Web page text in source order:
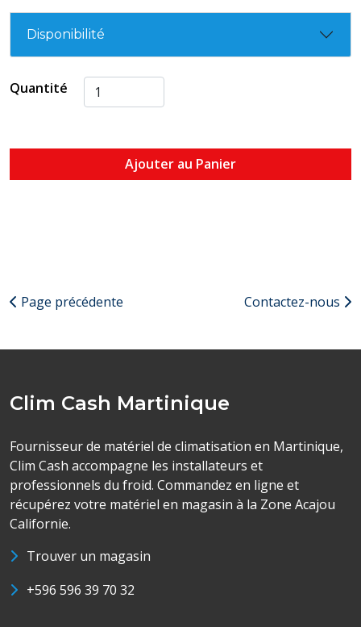
Utilisation à sec – Sans vibration – Sans éclat – Propreté
des encastrements, pas besoin de recolmater : gain de
temps
Disponibilité
Quantité
Ajouter au Panier
Page précédente Contactez-nous
Clim Cash Martinique
Fournisseur de matériel de climatisation en Martinique,
Clim Cash accompagne les installateurs et
professionnels du froid. Commandez en ligne et
récupérez votre matériel en magasin à la Zone Acajou
Californie.
Trouver un magasin
+596 596 39 70 32